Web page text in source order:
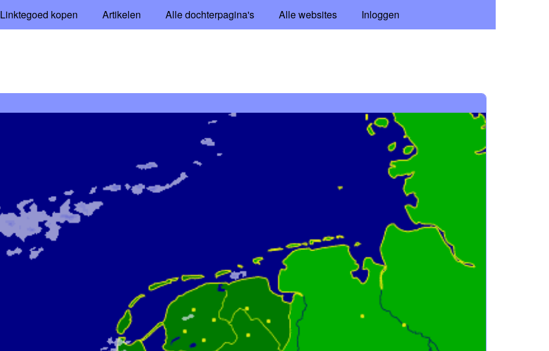
Linktegoed kopen Artikelen Alle dochterpagina's Alle websites Inloggen